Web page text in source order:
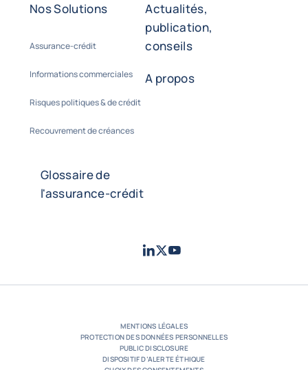
Nos Solutions
Assurance-crédit
Informations commerciales
Risques politiques & de crédit
Recouvrement de créances
Actualités,
publication,
conseils
A propos
Glossaire de
l'assurance-crédit
LinkedIn
TwitterYoutube
MENTIONS LÉGALES
PROTECTION DES DONNÉES PERSONNELLES
PUBLIC DISCLOSURE
DISPOSITIF D’ALERTE ÉTHIQUE